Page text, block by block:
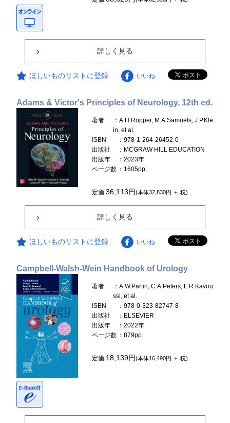
詳しく見る
ほしいものリストに登録 いいね
Adams & Victor's Principles of Neurology, 12th ed.
著者
：A.H.Ropper, M.A.Samuels, J.P.Kle
in, et al.
ISBN
：978-1-264-26452-0
出版社
：MCGRAW HILL EDUCATION
出版年
：2023年
ページ数 ：1605pp.
定価36,113円(本体32,830円 ＋ 税)
詳しく見る
ほしいものリストに登録 いいね
Campbell-Walsh-Wein Handbook of Urology
著者
：A.W.Partin, C.A.Peters, L.R.Kavou
ssi, et al.
ISBN
：978-0-323-82747-8
出版社
：ELSEVIER
出版年
：2022年
ページ数 ：879pp.
定価 18,139円(本体16,490円 ＋ 税)